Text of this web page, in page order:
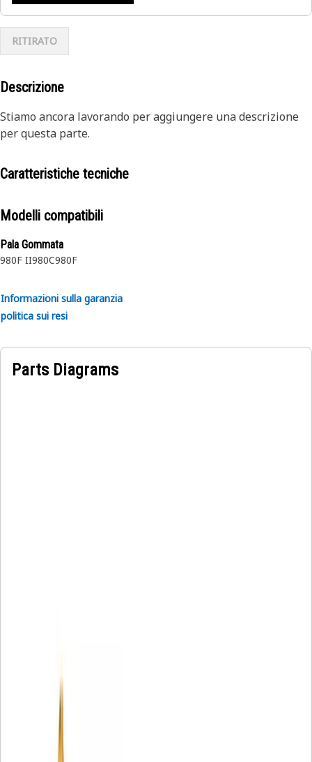
RITIRATO
Descrizione
Stiamo ancora lavorando per aggiungere una descrizione
per questa parte.
Caratteristiche tecniche
Modelli compatibili
Pala Gommata
980F II980C980F
Informazioni sulla garanzia
politica sui resi
Parts Diagrams